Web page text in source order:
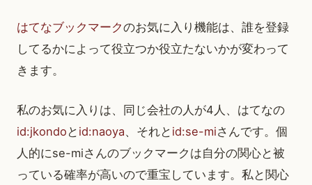
はてなブックマークのお気に入り機能は、誰を登録
してるかによって役立つか役立たないかが変わって
きます。
私のお気に入りは、同じ会社の人が4人、はてなの
id:jkondo と id:naoya、それと id:se-miさんです。個
人的にse-miさんのブックマークは自分の関心と被
っている確率が高いので重宝しています。私と関心